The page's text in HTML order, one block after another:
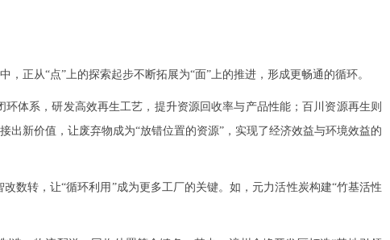
从“点”上的探索起步不断拓展为“面”上的推进，形成更畅通的循环。
系，研发高效再生工艺，提升资源回收率与产品性能；百川资源再生则
新价值，让废弃物成为“放错位置的资源”，实现了经济效益与环境效益的
转，让“循环利用”成为更多工厂的关键。如，元力活性炭构建“竹基活性